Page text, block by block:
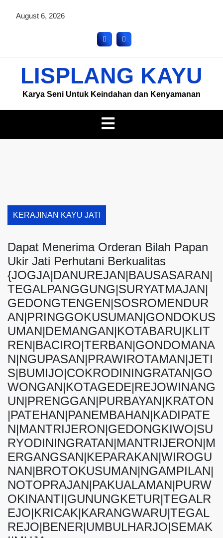
August 6, 2026
LISPLANG KAYU
Karya Seni Untuk Keindahan dan Kenyamanan
KERAJINAN KAYU JATI
Dapat Menerima Orderan Bilah Papan
Ukir Jati Perhutani Berkualitas
{JOGJA|DANUREJAN|BAUSASARAN|
TEGALPANGGUNG|SURYATMAJAN|
GEDONGTENGEN|SOSROMENDUR
AN|PRINGGOKUSUMAN|GONDOKUS
UMAN|DEMANGAN|KOTABARU|KLIT
REN|BACIRO|TERBAN|GONDOMANA
N|NGUPASAN|PRAWIROTAMAN|JETI
S|BUMIJO|COKRODININGRATAN|GO
WONGAN|KOTAGEDE|REJOWINANG
UN|PRENGGAN|PURBAYAN|KRATON
|PATEHAN|PANEMBAHAN|KADIPATE
N|MANTRIJERON|GEDONGKIWO|SU
RYODININGRATAN|MANTRIJERON|M
ERGANGSAN|KEPARAKAN|WIROGU
NAN|BROTOKUSUMAN|NGAMPILAN|
NOTOPRAJAN|PAKUALAMAN|PURW
OKINANTI|GUNUNGKETUR|TEGALR
EJO|KRICAK|KARANGWARU|TEGAL
REJO|BENER|UMBULHARJO|SEMAK